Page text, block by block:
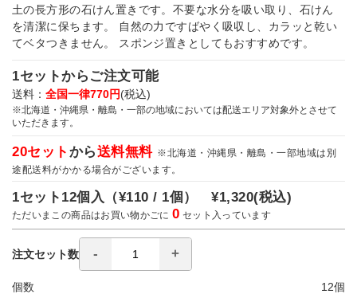
土の長方形の石けん置きです。不要な水分を吸い取り、石けん
を清潔に保ちます。 自然の力ですばやく吸収し、カラッと乾い
てベタつきません。 スポンジ置きとしてもおすすめです。
1セットからご注文可能
送料： 全国一律770円(税込)
※北海道・沖縄県・離島・一部の地域においては配送エリア対象外とさせて
いただきます。
20セット から送料無料 ※北海道・沖縄県・離島・一部地域は別
途配送料がかかる場合がございます。
1セット12個入（¥110 / 1個）¥1,320(税込)
ただいまこの商品はお買い物かごに0 セット入っています
注文セット数
個数 12個